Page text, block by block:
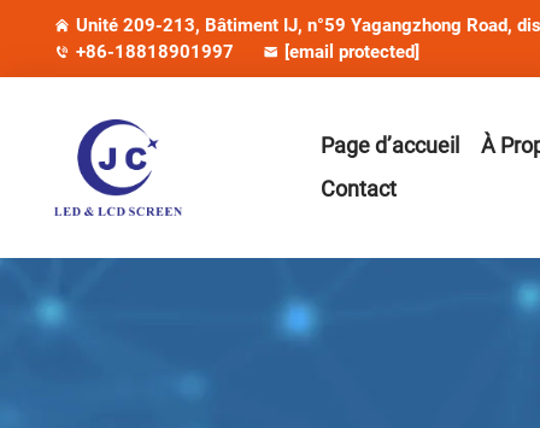
Unité 209-213, Bâtiment IJ, n°59 Yagangzhong Road,
+86-18818901997
[email protected]
Page d’accueil À
Contact